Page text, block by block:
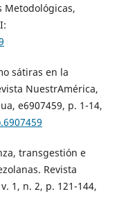
Metodológicas,
sátiras en la
NuestrAmérica,
e6907459, p. 1-14,
transgestión e
Revista
1, n. 2, p. 121-144,